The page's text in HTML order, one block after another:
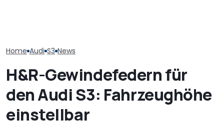
Home Audi S3 News
H&R-Gewindefedern für
den Audi S3: Fahrzeughöhe
einstellbar